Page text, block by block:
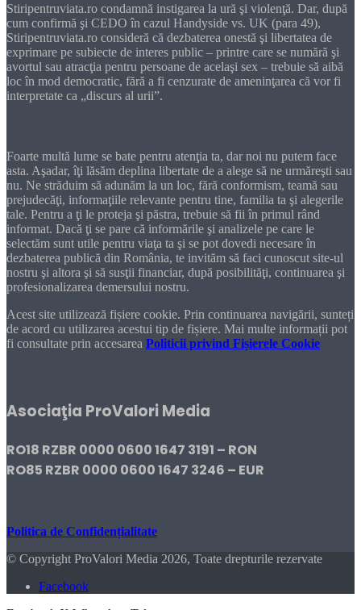
Stiripentruviata.ro condamnă instigarea la ură şi violenţă. Dar, după
cum confirmă şi CEDO în cazul Handyside vs. UK (para 49),
Stiripentruviata.ro consideră că dezbaterea onestă şi libertatea de
exprimare pe subiecte de interes public – printre care se numără şi
avortul sau atracţia pentru persoane de acelaşi sex – trebuie să aibă
loc în mod democratic, fără a fi cenzurate de ameninţarea că vor fi
interpretate ca „discurs al urii”.
Foarte multă lume se bate pentru atenţia ta, dar noi nu putem face
asta. Aşadar, îţi lăsăm deplina libertate de a alege să ne urmăreşti sau
nu. Ne străduim să adunăm la un loc, fără conformism, teamă sau
prejudecăţi, informaţiile relevante pentru tine, familia ta şi alegerile
tale. Pentru a ţi le proteja şi păstra, trebuie să fii în primul rând
informat. Dacă ţi se pare că informările şi analizele pe care le
selectăm sunt utile pentru viaţa ta şi se pot dovedi necesare în
dezbaterea publică din România, te invităm să faci cunoscut site-ul
nostru şi altora şi să susţii financiar, după posibilităţi, continuarea şi
profesionalizarea demersului nostru.
Acest site utilizează fișiere cookie. Prin continuarea navigării, sunteți
de acord cu utilizarea acestui tip de fișiere. Mai multe informații pot
fi consultate prin accesarea Politicii privind Fișierele Cookie
Asociaţia ProValori Media
RO18 RZBR 0000 0600 1647 3191 – RON
RO85 RZBR 0000 0600 1647 3246 – EUR
Politica de Confidențialitate
© Copyright ProValori Media 2026, Toate drepturile rezervate
Facebook